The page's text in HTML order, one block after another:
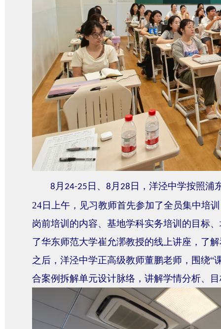
8 月 24-25 日、8 月 28 日，洋泾中学按照浦
24日上午，见习教师首先参加了全员集中培训
岗前培训的内容、基地学科实务培训的目标
了华东师范大学崔允漷教授的线上讲座，了
之后，洋泾中学正高级教师董鹏老师，围绕“
合案例拆解单元设计脉络，讲解学情分析、